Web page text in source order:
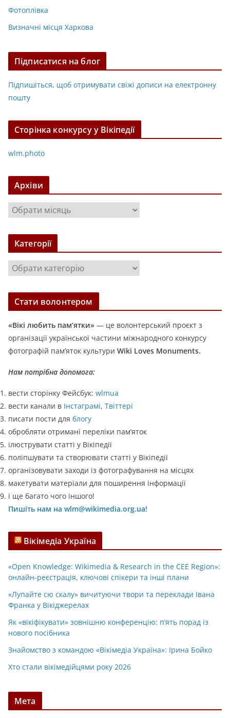
Фотоплівка
Визначні місця Харкова
Підписатися на блог
Підпишіться, щоб отримувати свіжі дописи на електронну
пошту
Сторінка конкурсу у Вікіпедії
wlm.photo
Архіви
р
х
в
Категорії
а
т
о
р
і
ї
Стати волонтером
«Вікі любить пам’ятки» — це волонтерський проєкт з
організації української частини міжнародного конкурсу
фотографій пам’яток культури Wiki Loves Monuments.
Нам потрібна допомога:
вести сторінку Фейсбук: wlmua
вести канали в Інстаграмі, Твіттері
писати пости для блогу
обробляти отримані переліки пам’яток
ілюструвати статті у Вікіпедії
поліпшувати та створювати статті у Вікіпедії
організовувати заходи із фотографування на місцях
макетувати матеріали для поширення інформації
і ще багато чого іншого!
Пишіть нам на wlm@wikimedia.org.ua!
Вікімедіа Україна
«Open Knowledge: Wikimedia & Research in the CEE Region»:
онлайн-реєстрація, ключові спікери та інші плани
«Лупайте сю скалу» вичитуючи твори та переклади Івана
Франка у Вікіджерелах
Як «вікіфікувати» зовнішню конференцію: п’ять порад із
нового посібника
Знайомство з командою «Вікімедіа Україна»: Ірина Бойко
Хто стали вікімедійцями року 2026
Мета